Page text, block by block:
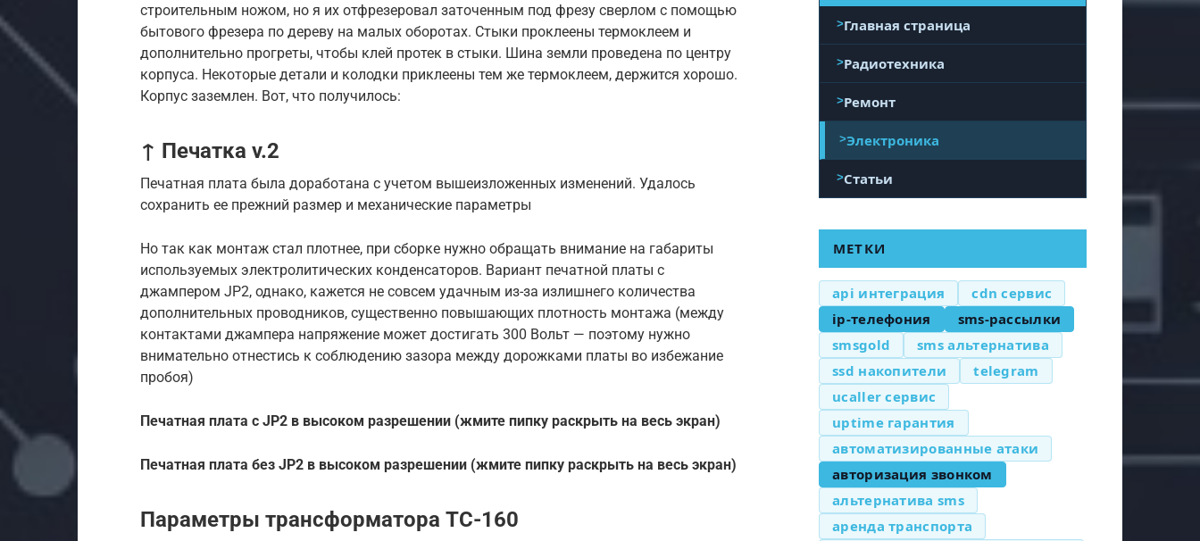
строительным ножом, но я их отфрезеровал заточенным под фрезу сверлом с помощью
бытового фрезера по дереву на малых оборотах. Стыки проклеены термоклеем и
дополнительно прогреты, чтобы клей протек в стыки. Шина земли проведена по центру
корпуса. Некоторые детали и колодки приклеены тем же термоклеем, держится хорошо.
Корпус заземлен. Вот, что получилось:
↑ Печатка v.2
Печатная плата была доработана с учетом вышеизложенных изменений. Удалось
сохранить ее прежний размер и механические параметры
Но так как монтаж стал плотнее, при сборке нужно обращать внимание на габариты
используемых электролитических конденсаторов. Вариант печатной платы с
джампером JP2, однако, кажется не совсем удачным из-за излишнего количества
дополнительных проводников, существенно повышающих плотность монтажа (между
контактами джампера напряжение может достигать 300 Вольт — поэтому нужно
внимательно отнестись к соблюдению зазора между дорожками платы во избежание
пробоя)
Печатная плата с JP2 в высоком разрешении (жмите пипку раскрыть на весь экран)
Печатная плата без JP2 в высоком разрешении (жмите пипку раскрыть на весь экран)
Параметры трансформатора ТС-160
Главная страница
Радиотехника
Ремонт
Электроника
Статьи
МЕТКИ
api интеграция
cdn сервис
ip-телефония
sms-рассылки
smsgold
sms альтернатива
ssd накопители
telegram
ucaller сервис
uptime гарантия
автоматизированные атаки
авторизация звонком
альтернатива sms
аренда транспорта